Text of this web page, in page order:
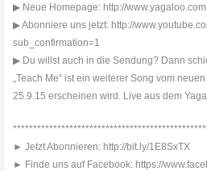
▶ Neue Homepage: http://www.yagaloo.com
▶ Abonniere uns jetzt: http://
sub_confirmation=1
▶ Du willst auch in die Sendung? Dann
„Teach Me“ ist ein weiterer Song vom
25.9.15 erscheinen wird. Live aus dem
► Jetzt Abonnieren: http://bit.ly/1E8SxTX
► Finde uns auf Facebook: https://